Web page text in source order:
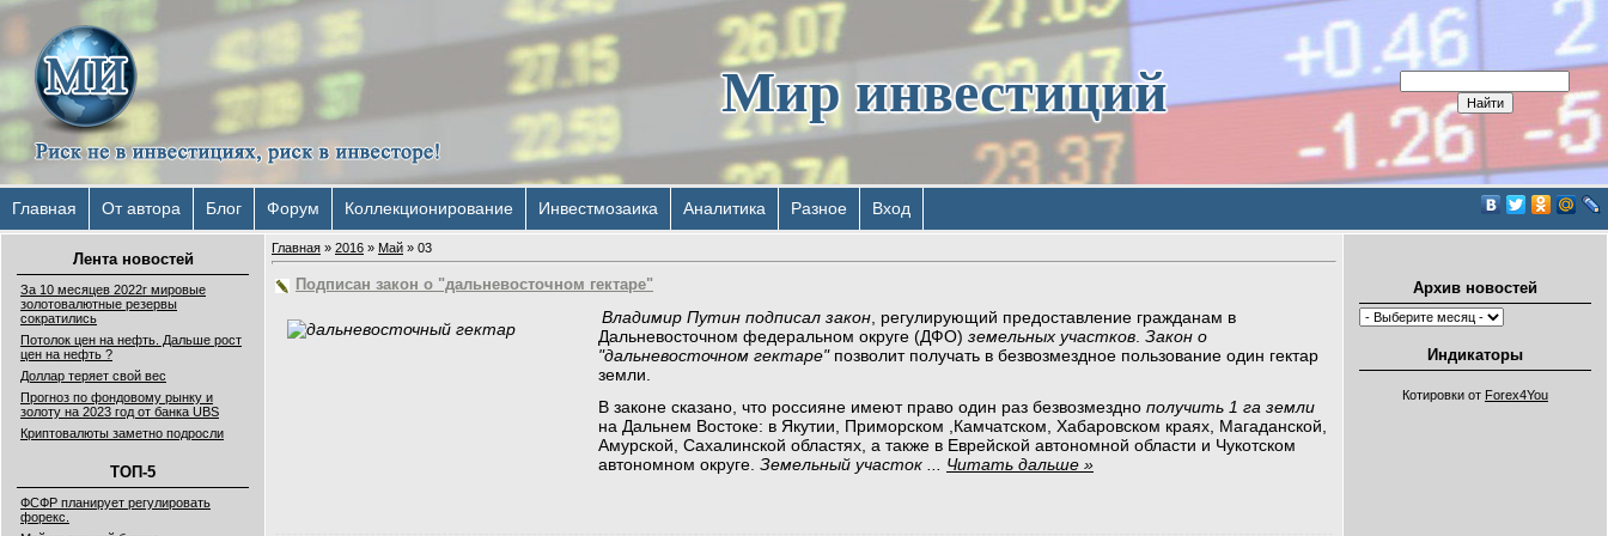
Мир инвестиций
Главная От автора Блог Форум Коллекционирование Инвестмозаика Аналитика Разное Вход
Лента новостей
За 10 месяцев 2022г мировые
золотовалютные резервы
сократились
Потолок цен на нефть. Дальше рост
цен на нефть ?
Доллар теряет свой вес
Прогноз по фондовому рынку и
золоту на 2023 год от банка UBS
Криптовалюты заметно подросли
ТОП-5
ФСФР планирует регулировать
форекс.
Главная » 2016 » Май » 03
Подписан закон о "дальневосточном гектаре"
Владимир Путин подписал закон, регулирующий предоставление гражданам в
Дальневосточном федеральном округе (ДФО) земельных участков. Закон о
"дальневосточном гектаре" позволит получать в безвозмездное пользование один гектар
земли.
В законе сказано, что россияне имеют право один раз безвозмездно получить 1 га земли
на Дальнем Востоке: в Якутии, Приморском ,Камчатском, Хабаровском краях, Магаданской,
Амурской, Сахалинской областях, а также в Еврейской автономной области и Чукотском
автономном округе. Земельный участок Читать дальше »
Архив новостей
Индикаторы
Котировки от Forex4You